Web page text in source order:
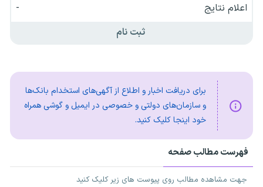
اعلام نتایج
-
ثبت نام
برای دریافت اخبار و اطلاع از آگهی‌های استخدام بانک‌ها
و سازمان‌های دولتی و خصوصی در ایمیل و گوشی همراه
خود اینجا کلیک کنید.
فهرست مطالب صفحه
جهت مشاهده مطالب روی پیوست های زیر کلیک کنید